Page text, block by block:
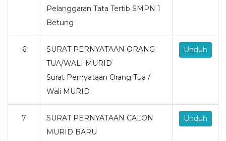
Pelanggaran Tata Tertib SMPN 1
Betung
6
SURAT PERNYATAAN ORANG
TUA/WALI MURID
Surat Pernyataan Orang Tua /
Wali MURID
Unduh
7
SURAT PERNYATAAN CALON
MURID BARU
Unduh